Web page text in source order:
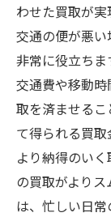
わせた買取が
交通の便が悪
非常に役立ちま
交通費や移動
取を済ませる
て得られる買取
より納得のい
の買取がより
は、忙しい日